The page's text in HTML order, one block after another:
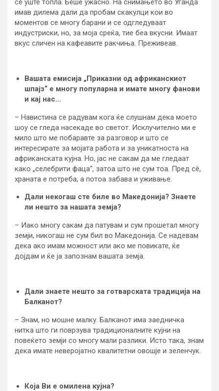
сѐ уште топла. Беше ужасно. На снимањето во Уганда
имав дилема дали да пробам скакулци кои во
моментов се многу барани и се одгледуваат
индустриски, но, за моја среќа, тие беа вкусни. Имаат
вкус сличен на кафеавите ракчиња. Преживеав.
Вашата емисија „Приказни од африканскиот
шпајз“ е многу популарна и имате многу фанови
и кај нас…
– Навистина се радувам кога ќе слушнам дека моето
шоу се гледа насекаде во светот. Исклучително ми е
мило што ме побаравте за разговор и што се
интересирате за мојата работа и за уникатноста на
африканската кујна. Но, јас не сакам да ме гледаат
како „селебрити фаца“, затоа што не сум тоа. Пред сè,
храната е потреба, а потоа забава и уживање.
Дали некогаш сте биле во Македонија? Знаете
ли нешто за нашата земја?
– Иако многу сакам да патувам и сум прошетал многу
земји, никогаш не сум бил во Македонија. Се надевам
дека ако имам можност или ако ме повикате, ќе
дојдам и ќе ја запознам вашата земја.
Дали знаете нешто за готварската традиција на
Балканот?
– Знам, но мошне малку. Балканот има заедничка
нитка што ги поврзува традиционалните кујни на
повеќето земји со многу мали разлики. Исто така, знам
дека имате неверојатно квалитетни овошје и зеленчук.
Која Ви е омилена кујна?